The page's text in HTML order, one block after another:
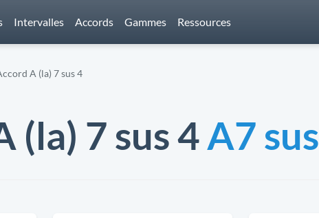
Intervalles Accords Gammes Ressources
A (la) 7 sus 4
(la) 7 sus 4A7 sus